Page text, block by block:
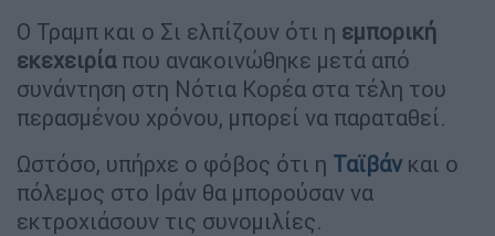
Ο Τραμπ και ο Σι ελπίζουν ότι η εμπορική
εκεχειρίαπου ανακοινώθηκε μετά από
συνάντηση στη Νότια Κορέα στα τέλη του
περασμένου χρόνου, μπορεί να παραταθεί.
Ωστόσο, υπήρχε ο φόβος ότι η Ταϊβάν και ο
πόλεμος στο Ιράν θα μπορούσαν να
εκτροχιάσουν τις συνομιλίες.